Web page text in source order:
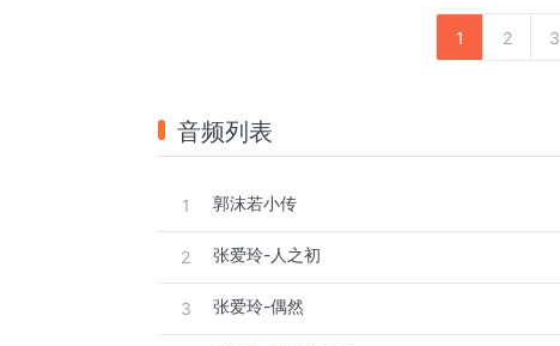
1 2 3
音频列表
1 郭沫若小传
2 张爱玲-人之初
3 张爱玲-偶然